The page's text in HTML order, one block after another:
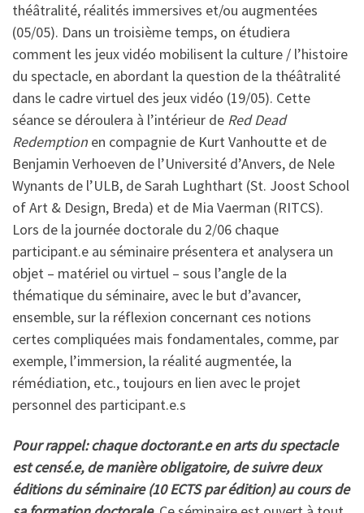
théâtralité, réalités immersives et/ou augmentées
(05/05). Dans un troisième temps, on étudiera
comment les jeux vidéo mobilisent la culture / l’histoire
du spectacle, en abordant la question de la théâtralité
dans le cadre virtuel des jeux vidéo (19/05). Cette
séance se déroulera à l’intérieur de Red Dead
Redemption en compagnie de Kurt Vanhoutte et de
Benjamin Verhoeven de l’Université d’Anvers, de Nele
Wynants de l’ULB, de Sarah Lughthart (St. Joost School
of Art & Design, Breda) et de Mia Vaerman (RITCS).
Lors de la journée doctorale du 2/06 chaque
participant.e au séminaire présentera et analysera un
objet – matériel ou virtuel – sous l’angle de la
thématique du séminaire, avec le but d’avancer,
ensemble, sur la réflexion concernant ces notions
certes compliquées mais fondamentales, comme, par
exemple, l’immersion, la réalité augmentée, la
rémédiation, etc., toujours en lien avec le projet
personnel des participant.e.s
Pour rappel: chaque doctorant.e en arts du spectacle
est censé.e, de manière obligatoire, de suivre deux
éditions du séminaire (10 ECTS par édition) au cours de